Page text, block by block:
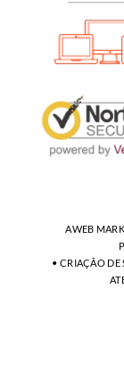
AWEB
• CRIAÇÃO DE